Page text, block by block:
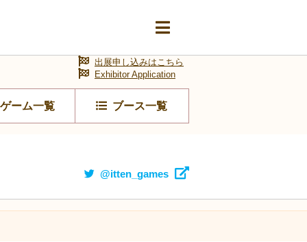
ゲーム一覧 ブース一覧
出展申し込みはこちら
Exhibitor Application
@itten_games